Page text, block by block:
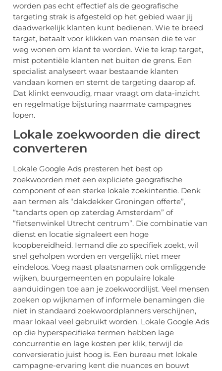
worden pas echt effectief als de geografische
targeting strak is afgesteld op het gebied waar jij
daadwerkelijk klanten kunt bedienen. Wie te breed
target, betaalt voor klikken van mensen die te ver
weg wonen om klant te worden. Wie te krap target,
mist potentiële klanten net buiten de grens. Een
specialist analyseert waar bestaande klanten
vandaan komen en stemt de targeting daarop af.
Dat klinkt eenvoudig, maar vraagt om data-inzicht
en regelmatige bijsturing naarmate campagnes
lopen.
Lokale zoekwoorden die direct
converteren
Lokale Google Ads presteren het best op
zoekwoorden met een expliciete geografische
component of een sterke lokale zoekintentie. Denk
aan termen als “dakdekker Groningen offerte”,
“tandarts open op zaterdag Amsterdam” of
“fietsenwinkel Utrecht centrum”. Die combinatie van
dienst en locatie signaleert een hoge
koopbereidheid. Iemand die zo specifiek zoekt, wil
snel geholpen worden en vergelijkt niet meer
eindeloos. Voeg naast plaatsnamen ook omliggende
wijken, buurgemeenten en populaire lokale
aanduidingen toe aan je zoekwoordlijst. Veel mensen
zoeken op wijknamen of informele benamingen die
niet in standaard zoekwoordplanners verschijnen,
maar lokaal veel gebruikt worden. Lokale Google Ads
op die hyperspecifieke termen hebben lage
concurrentie en lage kosten per klik, terwijl de
conversieratio juist hoog is. Een bureau met lokale
campagne-ervaring kent die nuances en bouwt